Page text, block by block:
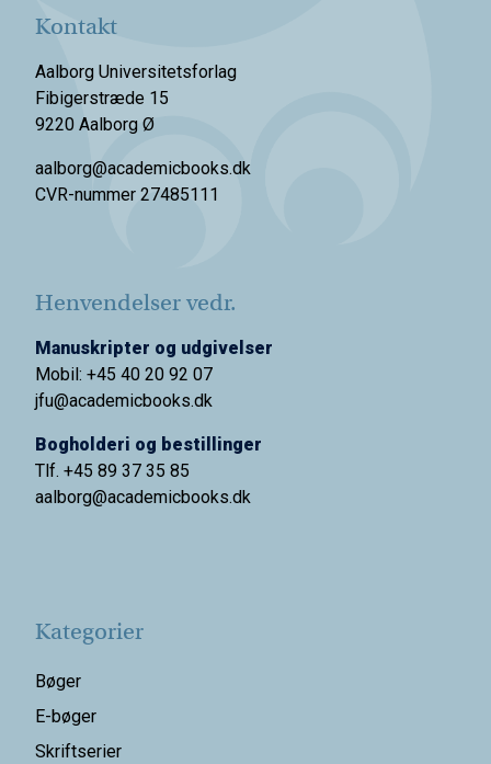
Kontakt
Aalborg Universitetsforlag
Fibigerstræde 15
9220 Aalborg Ø
aalborg@academicbooks.dk
CVR-nummer 27485111
Henvendelser vedr.
Manuskripter og udgivelser
Mobil: +45 40 20 92 07
jfu@academicbooks.dk
Bogholderi og bestillinger
Tlf. +45 89 37 35 85
aalborg@academicbooks.dk
Kategorier
Bøger
E-bøger
Skriftserier